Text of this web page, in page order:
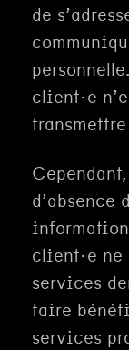
de
client·e
d’absence
client·e
services
faire
services